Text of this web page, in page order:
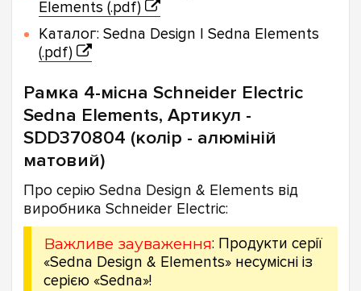
Elements (.pdf)
Каталог: Sedna Design | Sedna Elements
(.pdf)
Рамка 4-місна Schneider Electric
Sedna Elements, Артикул -
SDD370804 (колір - алюміній
матовий)
Про серію Sedna Design & Elements від
виробника Schneider Electric:
Важливе зауваження: Продукти серії
«Sedna Design & Elements» несумісні із
серією «Sedna»!